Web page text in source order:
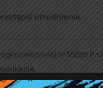
utrudnienia.
powiatowej nr 3500E P.